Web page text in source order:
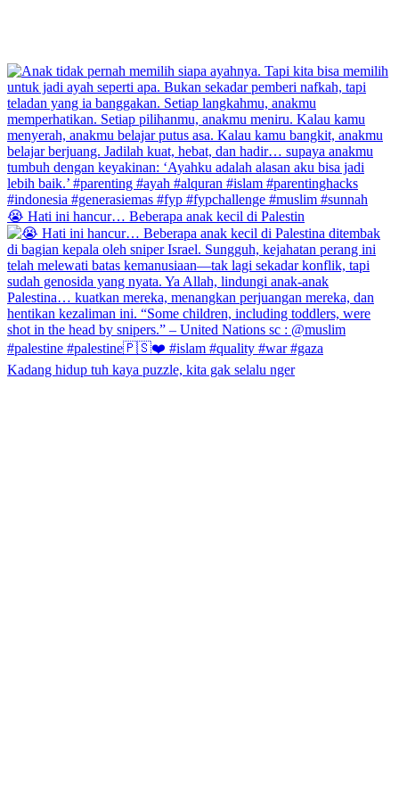
😭 Hati ini hancur… Beberapa anak kecil di Palestin
Kadang hidup tuh kaya puzzle, kita gak selalu nger